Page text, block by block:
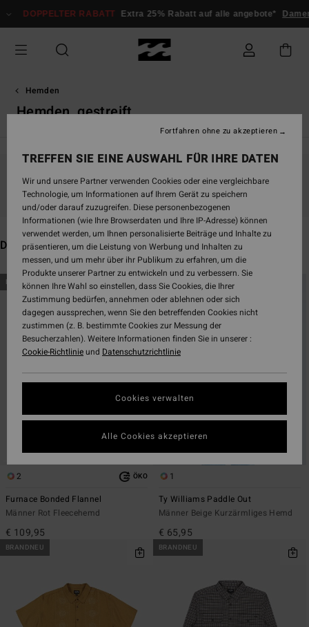
zur
Auswahl
springen
RABATT Extra 25% Rabatt auf alle angebote* Damen Herren
Hemden
Hemden, gestreift
Bleib dabei, die Produkte sind bald wieder da
Das könnte dir auch gefallen
Direkt
zu
Filterkriterien
springen
Überspringen
und
filtern
BRANDNEU
2 ÖKO
Furnace Bonded Flannel
Männer Rot Fleecehemd
€ 109,95
BRANDNEU
1
Ty Williams Paddle Out
Männer Beige Kurzärmliges Hemd
€ 65,95
BRANDNEU BRANDNEU
TREFFEN SIE EINE AUSWAHL FÜR IHRE DATEN
Wir und unsere Partner verwenden Cookies oder eine vergleichbare
Technologie, um Informationen auf Ihrem Gerät zu speichern
und/oder darauf zuzugreifen. Diese personenbezogenen
Informationen (wie Ihre Browserdaten und Ihre IP-Adresse) können
verwendet werden, um Ihnen personalisierte Beiträge und Inhalte zu
präsentieren, um die Leistung von Werbung und Inhalten zu
messen, und um mehr über ihr Publikum zu erfahren, um die
Produkte unserer Partner zu entwickeln und zu verbessern. Sie
können Ihre Wahl so einstellen, dass Sie Cookies, die Ihrer
Zustimmung bedürfen, annehmen oder ablehnen oder sich
dagegen aussprechen, wenn Sie den betreffenden Cookies nicht
zustimmen (z. B. bestimmte Cookies zur Messung der
Besucherzahlen). Weitere Informationen finden Sie in unserer :
Cookie-Richtlinieund Datenschutzrichtlinie
Cookies verwalten
Fortfahren ohne zu akzeptieren
Alle Cookies akzeptieren